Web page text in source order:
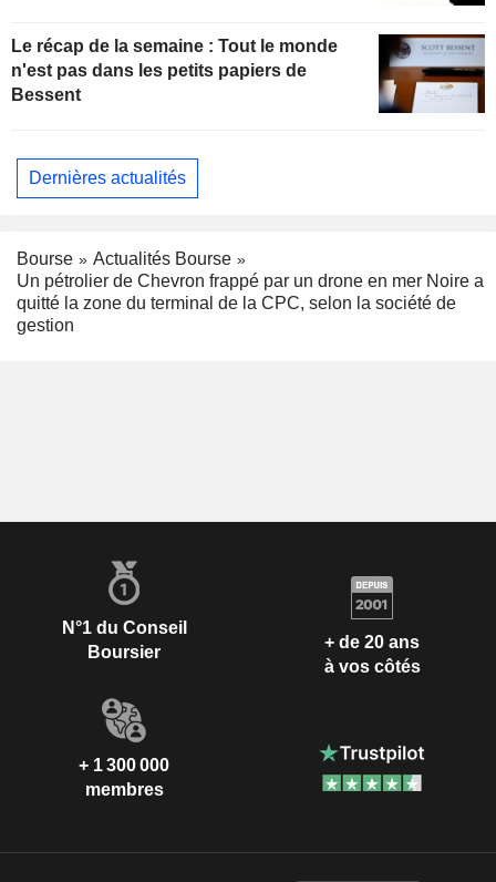
Le récap de la semaine : Tout le monde
n'est pas dans les petits papiers de
Bessent
Dernières actualités
Bourse
Actualités Bourse
Un pétrolier de Chevron frappé par un drone en mer Noire a
quitté la zone du terminal de la CPC, selon la société de
gestion
N°1 du Conseil
Boursier
+ de 20 ans
à vos côtés
+ 1 300 000
membres